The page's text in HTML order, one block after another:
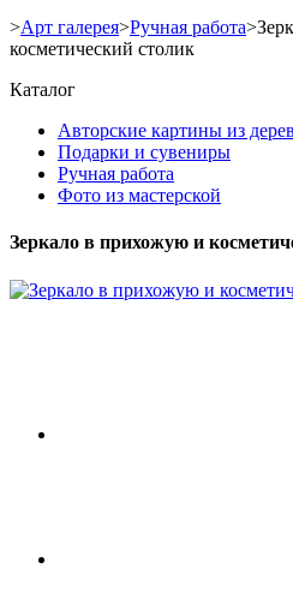
>Арт галерея>Ручная работа>
косметический столик
Каталог
Авторские картины из
Подарки и сувениры
Ручная работа
Фото из мастерской
Зеркало в прихожую и